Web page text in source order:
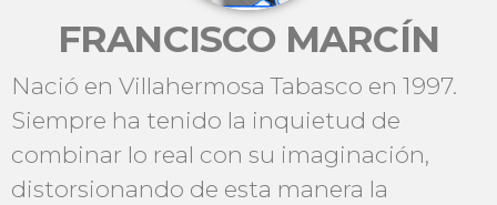
FRANCISCO MARCÍN
Nació en Villahermosa Tabasco en 1997.
Siempre ha tenido la inquietud de
combinar lo real con su imaginación,
distorsionando de esta manera la